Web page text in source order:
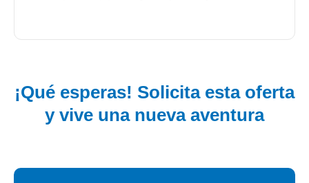
¡Qué esperas! Solicita esta oferta
y vive una nueva aventura